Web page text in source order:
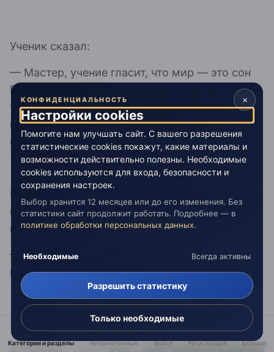
Ученик сказал:
— Мастер, учение гласит, что мир — это сон
Будды, и стоит стать Буддой, и мир будет
твоим сном. Так объясни мне, учитель, как
может быть в одном мире несколько
пробудившихся?
В этот момент порыв ветра взметнулся вверх
по склону, и тысячи газет с повозки взлетели
высоко в воздух.
— Посмотри, — сказал учитель, — газет так
много, а текст в них во всех одинаковый.
И ученик просветлился
Категории и разделы Непрочитанные Войти Регистрация Больше
×
КОНФИДЕНЦИАЛЬНОСТЬ
Настройки cookies
Помогите нам улучшать сайт. С вашего разрешения
статистические cookies покажут, какие материалы и
возможности действительно полезны. Необходимые
cookies используются для входа, безопасности и
сохранения настроек.
Выбор хранится 12 месяцев или до его изменения. Без
статистики сайт продолжит работать. Подробнее — в
политике обработки персональных данных.
Необходимые Всегда активны
Разрешить статистику
Только необходимые